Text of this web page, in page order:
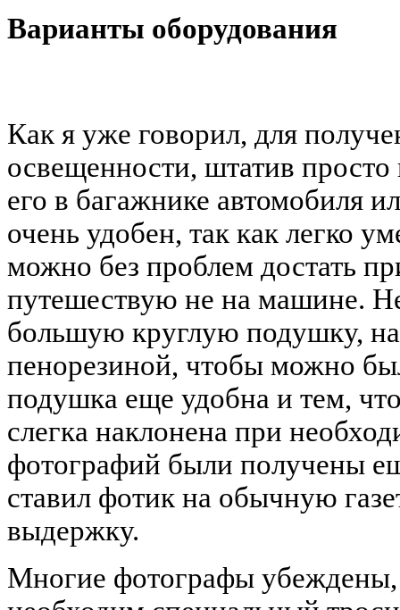
Варианты оборудования
Как я уже говорил, для
освещенности, штатив
его в багажнике автомобиля
очень удобен, так как легко
можно без проблем достать
путешествую не на машине.
большую круглую подушку,
пенорезиной, чтобы можно
подушка еще удобна и тем,
слегка наклонена при
фотографий были получены
ставил фотик на обычную
выдержку.
Многие фотографы